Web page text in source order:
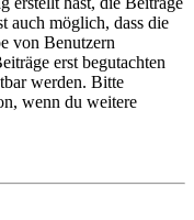
auch möglich, dass die
von Benutzern
erst begutachten
werden. Bitte
wenn du weitere